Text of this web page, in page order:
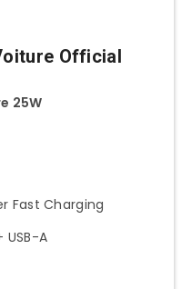
Official
25W
Fast Charging
USB-A